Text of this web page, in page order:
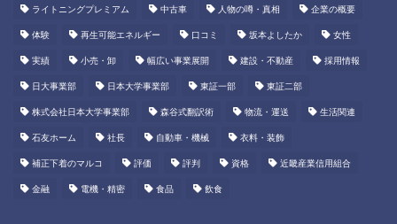
ライトニングプレミアム 中古車 人物の噂・真相 企業の概要
体験 再生可能エネルギー 口コミ 坂本よしたか 女性
実績 小売・卸 幅広い事業展開 建設・不動産 採用情報
日大事業部 日本大学事業部 東証一部 東証二部
株式会社日本大学事業部 森谷式翻訳術 物流・運送 生活関連
石友ホーム 社長 自動車・機械 衣料・装飾
補正下着のマルコ 評価 評判 資格 近畿産業信用組合
金融 電機・精密 食品 飲食